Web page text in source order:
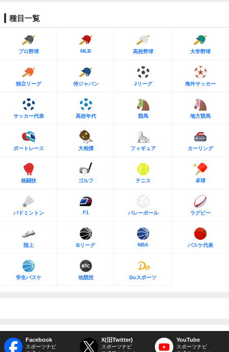
種目一覧
プロ野球 MLB 高校野球 大学野球
独立リーグ 侍ジャパン Jリーグ 海外サッカー
サッカー代表 高校年代 競馬 地方競馬
ボートレース 大相撲 フィギュア カーリング
格闘技 ゴルフ テニス 卓球
バドミントン F1 バレーボール ラグビー
陸上 Bリーグ NBA バスケ代表
学生バスケ 他競技 Doスポーツ
Facebook
スポーツナビ
X(旧Twitter)
スポーツナビ
YouTube
スポーツナビ